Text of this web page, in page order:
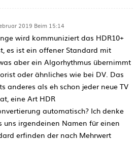
2019 Beim 15:14
wird kommuniziert das HDR10+
es ist ein offener Standard mit
aber ein Algorhythmus übernimmt
oder ähnliches wie bei DV. Das
anderes als eh schon jeder neue TV
eine Art HDR
automatisch? Ich denke
uns irgendeinen Namen für einen
erfinden der nach Mehrwert